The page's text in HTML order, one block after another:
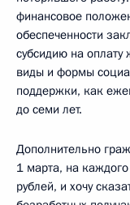
финансовое
обеспеченности
субсидию на
виды и формы
поддержки, как
до семи лет.
Дополнительно
1 марта, на
рублей, и хочу